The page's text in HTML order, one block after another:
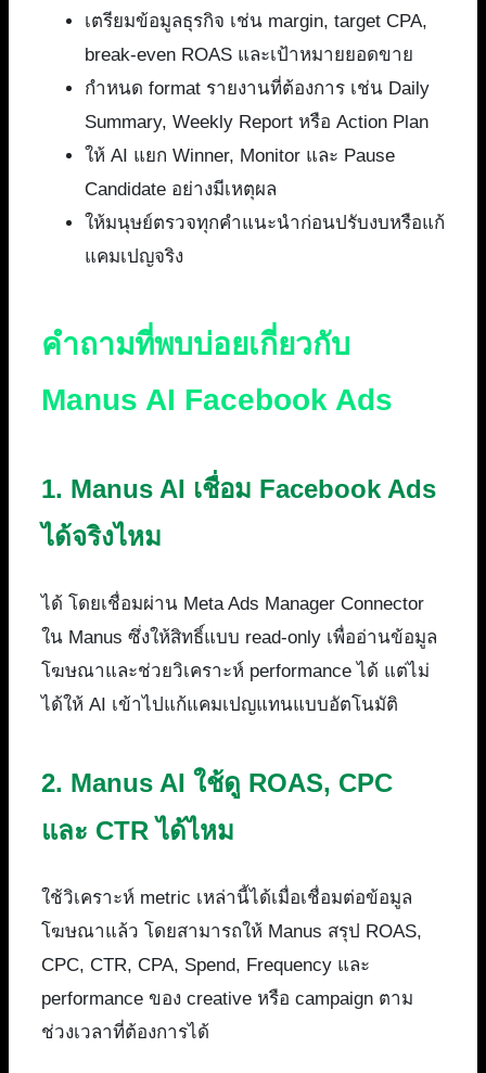
เตรียมข้อมูลธุรกิจ เช่น margin, target CPA,
break-even ROAS และเป้าหมายยอดขาย
กำหนด format รายงานที่ต้องการ เช่น Daily
Summary, Weekly Report หรือ Action Plan
ให้ AI แยก Winner, Monitor และ Pause
Candidate อย่างมีเหตุผล
ให้มนุษย์ตรวจทุกคำแนะนำก่อนปรับงบหรือแก้
แคมเปญจริง
คำถามที่พบบ่อยเกี่ยวกับ
Manus AI Facebook Ads
1. Manus AI เชื่อม Facebook Ads
ได้จริงไหม
ได้ โดยเชื่อมผ่าน Meta Ads Manager Connector
ใน Manus ซึ่งให้สิทธิ์แบบ read-only เพื่ออ่านข้อมูล
โฆษณาและช่วยวิเคราะห์ performance ได้ แต่ไม่
ได้ให้ AI เข้าไปแก้แคมเปญแทนแบบอัตโนมัติ
2. Manus AI ใช้ดู ROAS, CPC
และ CTR ได้ไหม
ใช้วิเคราะห์ metric เหล่านี้ได้เมื่อเชื่อมต่อข้อมูล
โฆษณาแล้ว โดยสามารถให้ Manus สรุป ROAS,
CPC, CTR, CPA, Spend, Frequency และ
performance ของ creative หรือ campaign ตาม
ช่วงเวลาที่ต้องการได้